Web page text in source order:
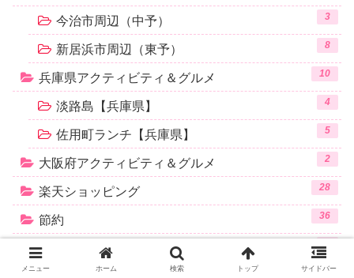
今治市周辺（中予） 3
新居浜市周辺（東予） 8
兵庫県アクティビティ＆グルメ 10
淡路島【兵庫県】 4
佐用町ランチ【兵庫県】 5
大阪府アクティビティ＆グルメ 2
楽天ショッピング 28
節約 36
7
12
メニュー ホーム 検索 トップ サイドバー